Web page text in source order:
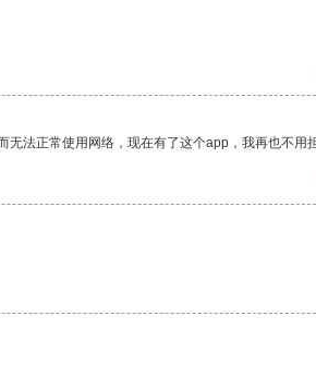
法正常使用网络，现在有了这个app，我再也不用担